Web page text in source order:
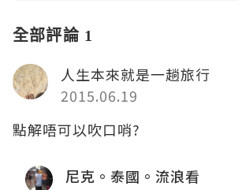
全部評論 1
人生本來就是一趟旅行
2015.06.19
點解唔可以吹口哨?
尼克。泰國。流浪看